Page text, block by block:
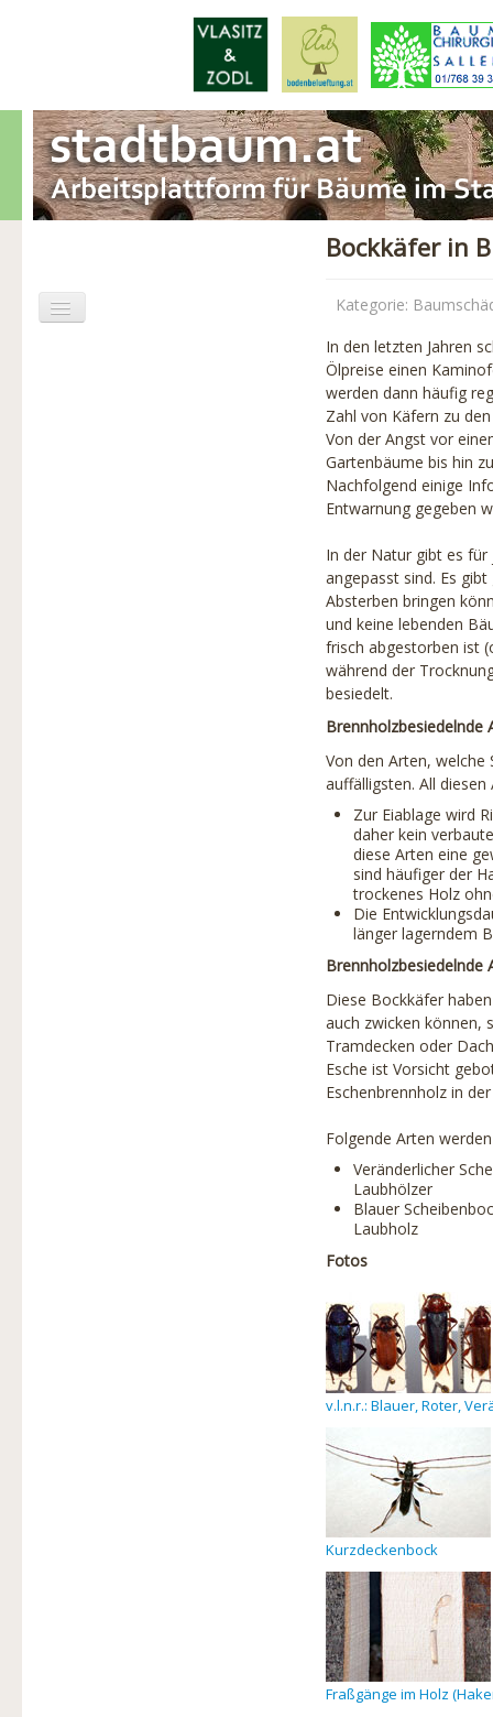
Bockkäfer in
Kategorie:
In den letzten Jahren
Ölpreise einen
werden dann häufig
Zahl von Käfern zu
Von der Angst vor
Gartenbäume bis hin
Nachfolgend einige
Entwarnung gegeben
In der Natur gibt es
angepasst sind. Es
Absterben bringen
und keine lebenden
frisch abgestorben ist
während der
besiedelt.
Brennholzbesiedelnde
Von den Arten,
auffälligsten. All
Zur Eiablage wird
daher kein
diese Arten eine
sind häufiger der
trockenes Holz
Die
länger lagerndem
Brennholzbesiedelnde
Diese Bockkäfer
auch zwicken können,
Tramdecken oder
Esche ist Vorsicht
Eschenbrennholz in
Folgende Arten
Veränderlicher
Laubhölzer
Blauer
Laubholz
Fotos
v.l.n.r.: Blauer, Roter,
Kurzdeckenbock
Fraßgänge im Holz